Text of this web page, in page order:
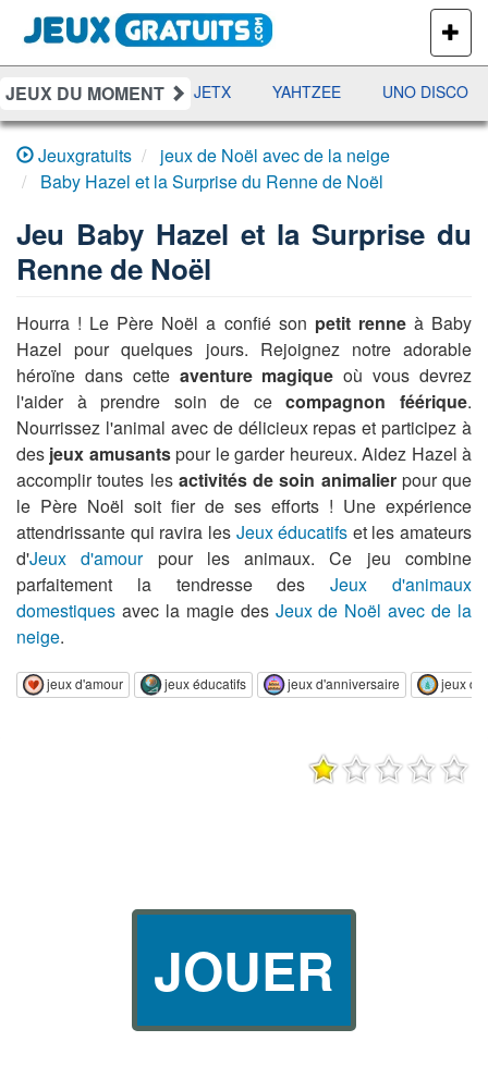
PLUS
DE
JEUX
JEUX DU MOMENT
DAMES RAMI JETX YAHTZEE UNO DISCO
Jeuxgratuits
jeux de Noël avec de la neige
Baby Hazel et la Surprise du Renne de Noël
Jeu Baby Hazel et la Surprise du
Renne de Noël
Hourra ! Le Père Noël a confié son petit renneà Baby
Hazel pour quelques jours. Rejoignez notre adorable
héroïne dans cette aventure magique où vous devrez
l'aider à prendre soin de cecompagnon féérique.
Nourrissez l'animal avec de délicieux repas et participez à
des jeux amusantspour le garder heureux. Aidez Hazel à
accomplir toutes les activités de soin animalierpour que
le Père Noël soit fier de ses efforts ! Une expérience
attendrissante qui ravira les Jeux éducatifs et les amateurs
d'Jeux d'amourpour les animaux. Ce jeu combine
parfaitement la tendresse desJeux d'animaux
domestiques avec la magie des Jeux de Noël avec de la
neige.
jeux d'amour jeux éducatifs jeux d'anniversaire jeux
JOUER